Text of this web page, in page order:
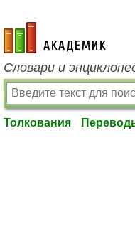
academic.ru
Словари и
Толкования